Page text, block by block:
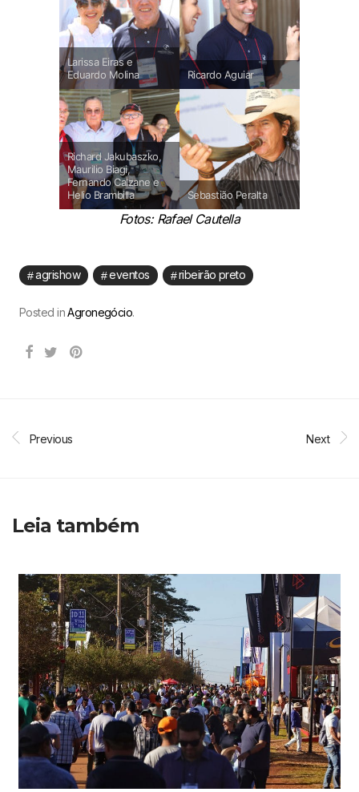
Larissa Eiras e
Eduardo Molina
Ricardo Aguiar
Richard Jakubaszko,
Maurilio Biagi,
Fernando Calzane e
Helio Brambilla
Sebastião Peralta
Fotos: Rafael Cautella
agrishow eventos ribeirão preto
Posted inAgronegócio.
Previous Next
Leia também